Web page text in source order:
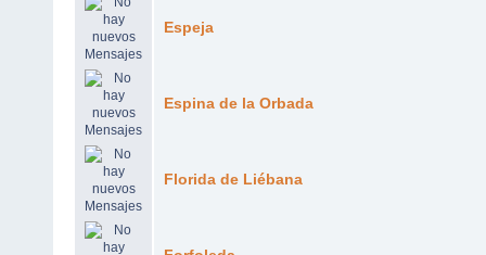
Espeja
Espina de la Orbada
Florida de Liébana